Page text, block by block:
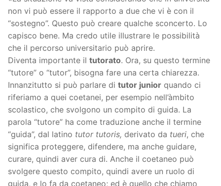
non vi può essere il rapporto a due che vi è con il
“sostegno”. Questo può creare qualche sconcerto. Lo
capisco bene. Ma credo utile illustrare le possibilità
che il percorso universitario può aprire.
Diventa importante il tutorato. Ora, su questo termine
“tutore” o “tutor”, bisogna fare una certa chiarezza.
Innanzitutto si può parlare di tutor junior quando ci
riferiamo a quei coetanei, per esempio nell’àmbito
scolastico, che svolgono un compito di guida. La
parola “tutore” ha come traduzione anche il termine
“guida”, dal latino tutor tutoris, derivato da tueri, che
significa proteggere, difendere, ma anche guidare,
curare, quindi aver cura di. Anche il coetaneo può
svolgere questo compito, quindi avere un ruolo di
guida, e lo fa da coetaneo; ed è quello che chiamo